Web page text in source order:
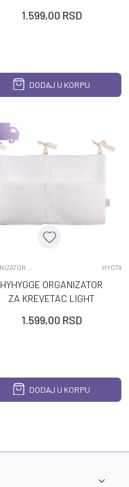
1.599,00 RSD
DODAJ U KORPU
HY078
HYHYGGE ORGANIZATOR
ZA KREVETAC LIGHT
1.599,00 RSD
DODAJ U KORPU